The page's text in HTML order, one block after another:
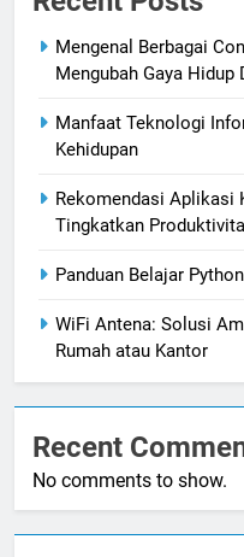
Mengenal Berbagai
Mengubah Gaya Hidup
Manfaat Teknologi
Kehidupan
Rekomendasi Aplikasi
Tingkatkan
Panduan Belajar
WiFi Antena: Solusi
Rumah atau Kantor
Recent
No comments to show.